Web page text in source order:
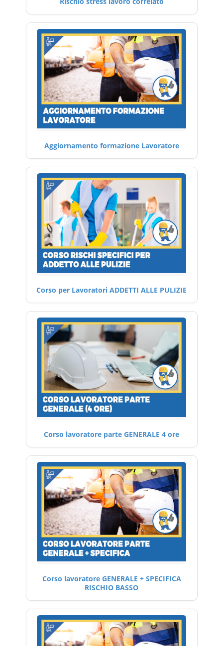
Aggiornamento formazione Lavoratore
Corso per Lavoratori ADDETTI ALLE PULIZIE
Corso lavoratore parte GENERALE 4 ore
Corso lavoratore GENERALE + SPECIFICA
RISCHIO BASSO